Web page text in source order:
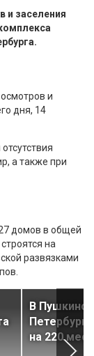
и заселения
и
дня, 14
а также при
домов в общей
на
развязками
В
на 220 мест